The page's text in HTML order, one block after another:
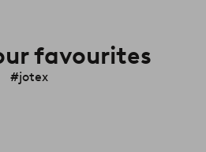
favourites
#jotex